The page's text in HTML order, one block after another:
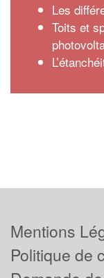
Les
Toits et
Mentions
Politique de